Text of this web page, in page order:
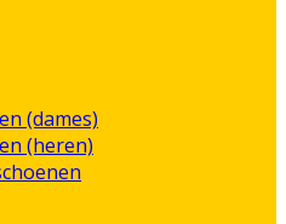
(dames)
(heren)